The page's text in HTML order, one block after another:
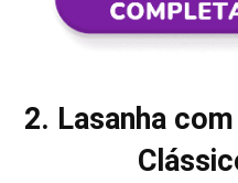
2. Lasanha